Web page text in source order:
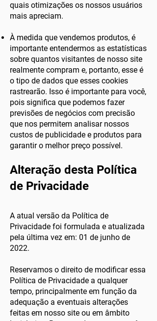
quais otimizações os nossos usuários
mais apreciam.
À medida que vendemos produtos, é
importante entendermos as estatísticas
sobre quantos visitantes de nosso site
realmente compram e, portanto, esse é
o tipo de dados que esses cookies
rastrearão. Isso é importante para você,
pois significa que podemos fazer
previsões de negócios com precisão
que nos permitem analisar nossos
custos de publicidade e produtos para
garantir o melhor preço possível.
Alteração desta Política
de Privacidade
A atual versão da Política de
Privacidade foi formulada e atualizada
pela última vez em: 01 de junho de
2022.
Reservamos o direito de modificar essa
Política de Privacidade a qualquer
tempo, principalmente em função da
adequação a eventuais alterações
feitas em nosso site ou em âmbito